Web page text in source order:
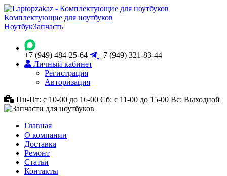
Комплектующие для ноутбуков
НоутбукЗапчасть
+7 (949) 484-25-64
+7 (949) 321-83-44
Личный кабинет
Регистрация
Авторизация
Пн-Пт: с 10-00 до 16-00 Сб: с 11-00 до 15-00 Вс: Выходной
Главная
О компании
Доставка
Ремонт
Статьи
Контакты